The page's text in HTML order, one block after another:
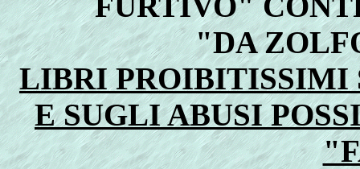
"DA
LIBRI PROIBITISSIMI
E SUGLI ABUSI